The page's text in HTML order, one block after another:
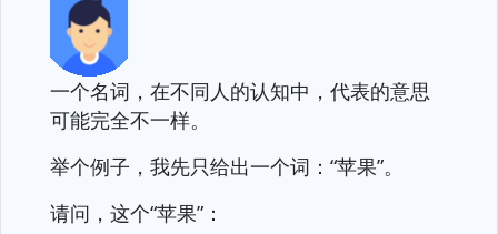
一个名词，在不同人的认知中，代表的意思
可能完全不一样。
举个例子，我先只给出一个词：“苹果”。
请问，这个“苹果”：